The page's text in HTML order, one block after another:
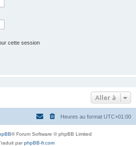
cette session
Aller à
Heures au format UTC+01:00
® Forum Software © phpBB Limited
parphpBB-fr.com